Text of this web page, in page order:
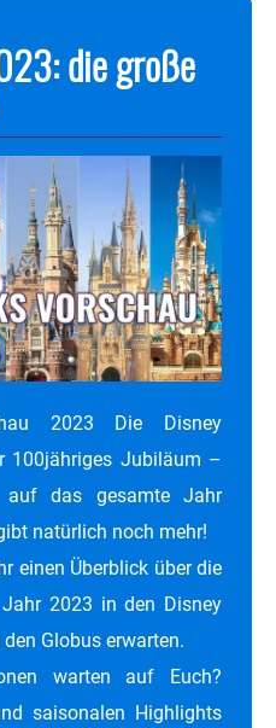
die große
2023 Die Disney
100jähriges Jubiläum –
das gesamte Jahr
natürlich noch mehr!
einen Überblick über die
2023 in den Disney
Globus erwarten.
warten auf Euch?
saisonalen Highlights